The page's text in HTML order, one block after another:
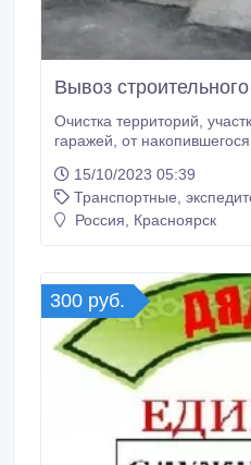
Вывоз
Очистка территорий, участков, помещений, квартир,
гаражей, от накопившегося хлама, вывоз на свалку
подъём стройматериалов на
межгород, область, газель-тент длинная, высокая,
грузчики, без выходных, в удобное для вас время, с
15/10/2023 05:39
Транспортные,
Россия, Красноярск
300 руб.